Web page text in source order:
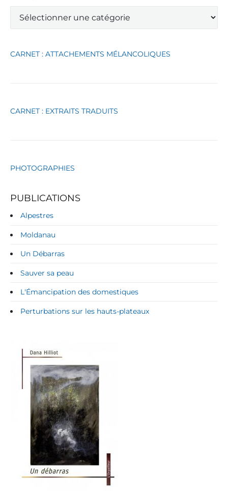
t
o
CARNET : ATTACHEMENTS MÉLANCOLIQUES
CARNET : EXTRAITS TRADUITS
PHOTOGRAPHIES
PUBLICATIONS
Alpestres
Moldanau
Un Débarras
Sauver sa peau
L'Émancipation des domestiques
Perturbations sur les hauts-plateaux